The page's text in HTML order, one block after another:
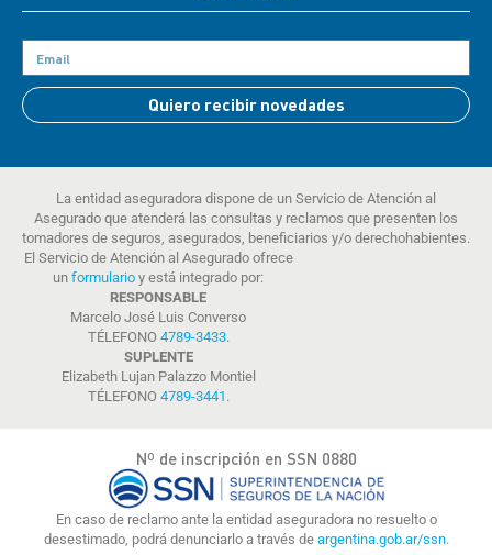
Quiero recibir novedades
La entidad aseguradora dispone de un Servicio de Atención al
Asegurado que atenderá las consultas y reclamos que presenten los
tomadores de seguros, asegurados, beneficiarios y/o derechohabientes.
El Servicio de Atención al Asegurado ofrece
un formulario y está integrado por:
RESPONSABLE
Marcelo José Luis Converso
TÉLEFONO 4789-3433.
SUPLENTE
Elizabeth Lujan Palazzo Montiel
TÉLEFONO 4789-3441 .
Nº de inscripción en SSN 0880
En caso de reclamo ante la entidad aseguradora no resuelto o
desestimado, podrá denunciarlo a través de argentina.gob.ar/ssn.